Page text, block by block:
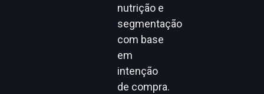
nutrição e
segmentação
com base
em
intenção
de compra.